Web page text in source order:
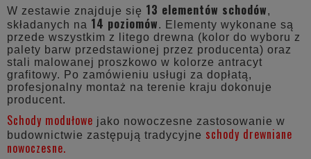
W zestawie znajduje się 13 elementów schodów,
składanych na 14 poziomów. Elementy wykonane są
przede wszystkim z litego drewna (kolor do wyboru z
palety barw przedstawionej przez producenta) oraz
stali malowanej proszkowo w kolorze antracyt
grafitowy. Po zamówieniu usługi za dopłatą,
profesjonalny montaż na terenie kraju dokonuje
producent.
Schody modułowe jako nowoczesne zastosowanie w
budownictwie zastępują tradycyjne schody drewniane
nowoczesne.